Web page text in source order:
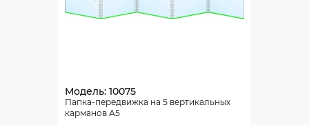
Модель: 10075
Папка-передвижка на 5 вертикальных
карманов А5